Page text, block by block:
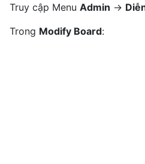
Truy cập Menu Admin ->
Trong Modify Board: